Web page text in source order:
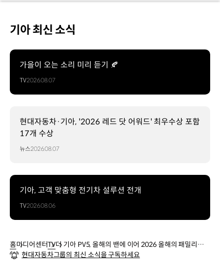
기아 최신 소식
가을이 오는 소리 미리 듣기 🍂
TV2026.08.07
현대자동차·기아, '2026 레드 닷 어워드' 최우수상 포함
17개 수상
뉴스2026.08.07
기아, 고객 맞춤형 전기차 설루션 전개
TV2026.08.06
홈미디어센터TV더 기아 PV5, 올해의 밴에 이어 2026 올해의 패밀리카
수상
현대자동차그룹의 최신 소식을 구독하세요